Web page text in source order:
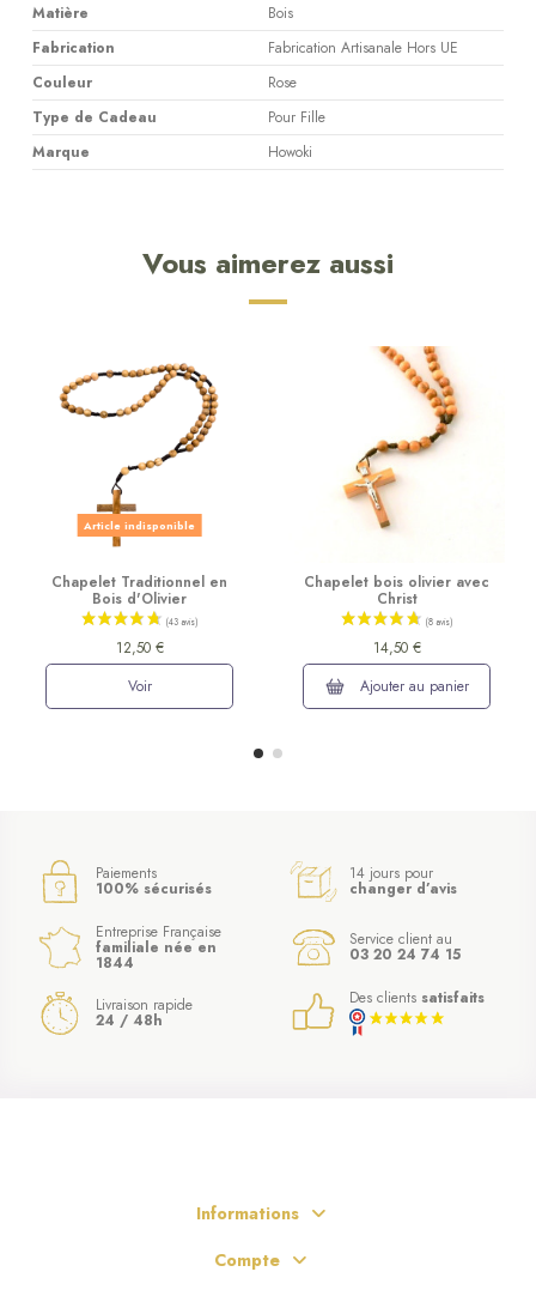
Matière
Bois
Fabrication
Fabrication Artisanale Hors UE
Couleur
Rose
Type de Cadeau
Pour Fille
Marque
Howoki
Vous aimerez aussi
Article indisponible
Chapelet Traditionnel en
Bois d'Olivier
12,50 €
Voir
Chapelet bois olivier avec
Christ
14,50 €
Ajouter au panier
Paiements
100% sécurisés
14 jours pour
changer d’avis
Entreprise Française
familiale née en
1844
Service client au
03 20 24 74 15
Livraison rapide
24 / 48h
Des clients satisfaits
Informations
Compte